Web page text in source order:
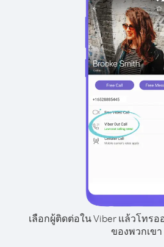
เลือกผู้ติดต่อใน Viber แล้วโทร
ของพวกเขา